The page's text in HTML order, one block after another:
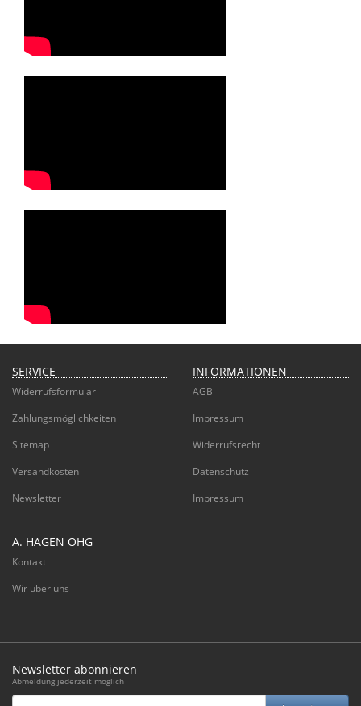
SERVICE
Widerrufsformular
Zahlungsmöglichkeiten
Sitemap
Versandkosten
Newsletter
INFORMATIONEN
AGB
Impressum
Widerrufsrecht
Datenschutz
Impressum
A. HAGEN OHG
Kontakt
Wir über uns
Newsletter abonnieren
Abmeldung jederzeit möglich
Email-